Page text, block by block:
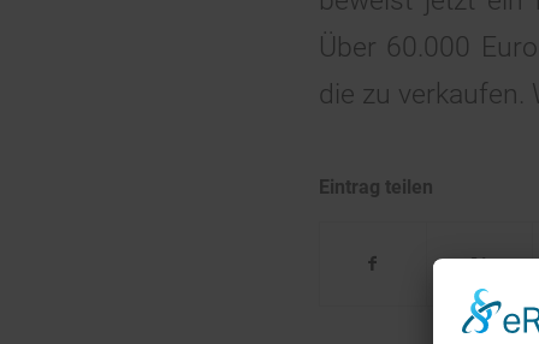
Über 60.000
die zu verkaufen.
Eintrag teilen